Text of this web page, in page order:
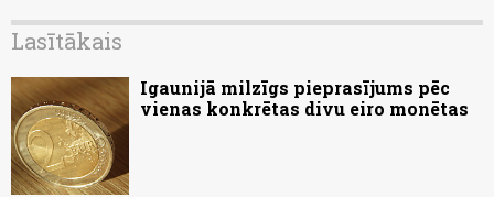
Lasītākais
Igaunijā milzīgs pieprasījums pēc
vienas konkrētas divu eiro monētas